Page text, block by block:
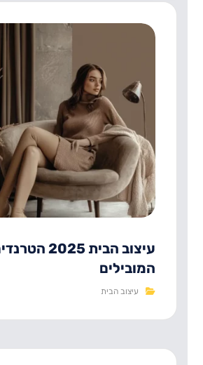
עיצוב הבית 2025
המובילים
עיצוב הבית